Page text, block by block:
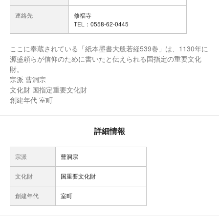
連絡先
修福寺
TEL：0558-62-0445
ここに奉蔵されている「紙本墨書大般若経539巻」は、1130年に
源盛頼らが信仰のために書いたと伝えられる国指定の重要文化
財。
宗派 曹洞宗
文化財 国指定重要文化財
創建年代 室町
詳細情報
宗派 曹洞宗
文化財 国重要文化財
創建年代 室町